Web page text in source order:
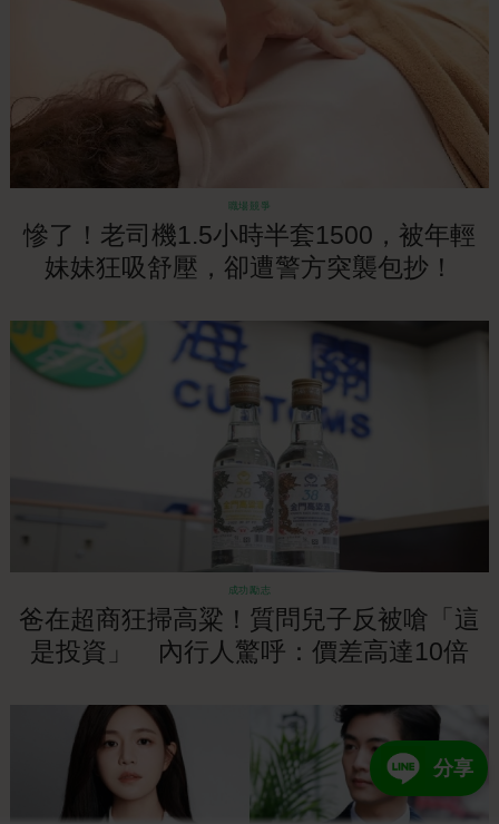
分享
職場競爭
慘了！老司機1.5小時半套1500，被年輕
妹妹狂吸舒壓，卻遭警方突襲包抄！
成功勵志
爸在超商狂掃高粱！質問兒子反被嗆「這
是投資」 內行人驚呼：價差高達10倍